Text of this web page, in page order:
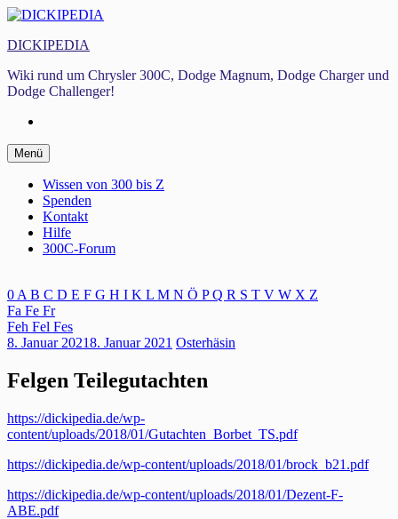
Zum
springen
DICKIPEDIA
Wiki rund um Chrysler 300C, Dodge Magnum, Dodge Charger und
Dodge Challenger!
Menü Zum
Inhalt
springen
Wissen von 300 bis Z
Spenden
Kontakt
Hilfe
300C-Forum
0 A B C D E F G H I K L M N Ö PQ R S T V W X Z
Fa Fe Fr
Feh Fel Fes
8. Januar 20218. Januar 2021 Osterhäsin
Felgen Teilegutachten
https://dickipedia.de/wp-
content/uploads/2018/01/Gutachten_Borbet_TS.pdf
https://dickipedia.de/wp-content/uploads/2018/01/brock_b21.pdf
https://dickipedia.de/wp-content/uploads/2018/01/Dezent-F-
ABE.pdf